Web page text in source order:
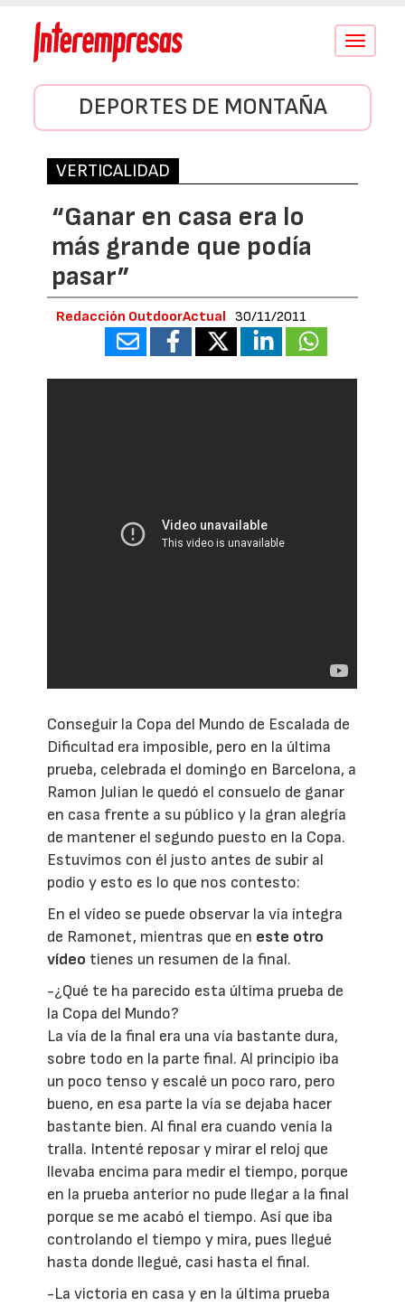
Conmutar
DEPORTES DE MONTAÑA
VERTICALIDAD
“Ganar en casa era lo
más grande que podía
pasar”
Redacción OutdoorActual 30/11/2011
Conseguir la Copa del Mundo de Escalada de
Dificultad era imposible, pero en la última
prueba, celebrada el domingo en Barcelona, a
Ramon Julian le quedó el consuelo de ganar
en casa frente a su público y la gran alegría
de mantener el segundo puesto en la Copa.
Estuvimos con él justo antes de subir al
podio y esto es lo que nos contesto:
En el vídeo se puede observar la vía íntegra
de Ramonet, mientras que en este otro
vídeo tienes un resumen de la final.
-¿Qué te ha parecido esta última prueba de
la Copa del Mundo?
La vía de la final era una vía bastante dura,
sobre todo en la parte final. Al principio iba
un poco tenso y escalé un poco raro, pero
bueno, en esa parte la vía se dejaba hacer
bastante bien. Al final era cuando venía la
tralla. Intenté reposar y mirar el reloj que
llevaba encima para medir el tiempo, porque
en la prueba anterior no pude llegar a la final
porque se me acabó el tiempo. Así que iba
controlando el tiempo y mira, pues llegué
hasta donde llegué, casi hasta el final.
-La victoria en casa y en la última prueba